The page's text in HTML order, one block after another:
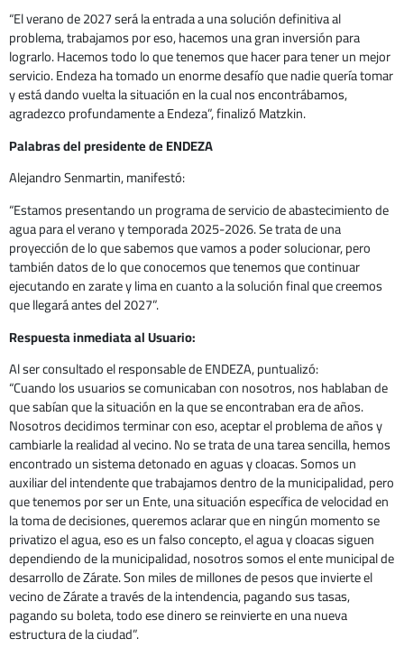
“El verano de 2027 será la entrada a una solución definitiva al
problema, trabajamos por eso, hacemos una gran inversión para
lograrlo. Hacemos todo lo que tenemos que hacer para tener un mejor
servicio. Endeza ha tomado un enorme desafío que nadie quería tomar
y está dando vuelta la situación en la cual nos encontrábamos,
agradezco profundamente a Endeza”, finalizó Matzkin.
Palabras del presidente de ENDEZA
Alejandro Senmartin, manifestó:
“Estamos presentando un programa de servicio de abastecimiento de
agua para el verano y temporada 2025-2026. Se trata de una
proyección de lo que sabemos que vamos a poder solucionar, pero
también datos de lo que conocemos que tenemos que continuar
ejecutando en zarate y lima en cuanto a la solución final que creemos
que llegará antes del 2027”.
Respuesta inmediata al Usuario:
Al ser consultado el responsable de ENDEZA, puntualizó:
“Cuando los usuarios se comunicaban con nosotros, nos hablaban de
que sabían que la situación en la que se encontraban era de años.
Nosotros decidimos terminar con eso, aceptar el problema de años y
cambiarle la realidad al vecino. No se trata de una tarea sencilla, hemos
encontrado un sistema detonado en aguas y cloacas. Somos un
auxiliar del intendente que trabajamos dentro de la municipalidad, pero
que tenemos por ser un Ente, una situación específica de velocidad en
la toma de decisiones, queremos aclarar que en ningún momento se
privatizo el agua, eso es un falso concepto, el agua y cloacas siguen
dependiendo de la municipalidad, nosotros somos el ente municipal de
desarrollo de Zárate. Son miles de millones de pesos que invierte el
vecino de Zárate a través de la intendencia, pagando sus tasas,
pagando su boleta, todo ese dinero se reinvierte en una nueva
estructura de la ciudad”.